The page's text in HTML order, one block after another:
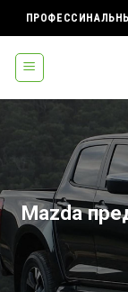
to
content
Mazda